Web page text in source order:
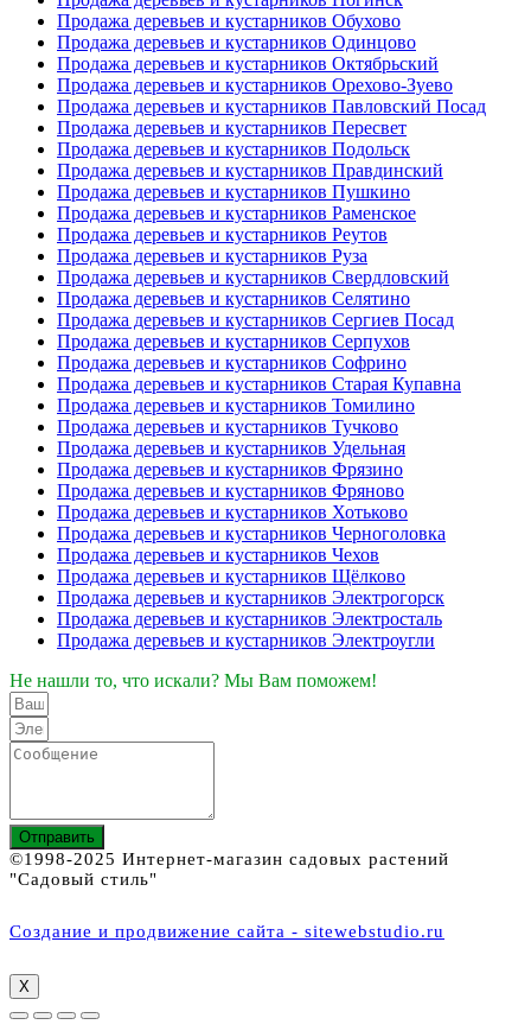
Продажа деревьев и кустарников Обухово
Продажа деревьев и кустарников Одинцово
Продажа деревьев и кустарников Октябрьский
Продажа деревьев и кустарников Орехово-Зуево
Продажа деревьев и кустарников Павловский Посад
Продажа деревьев и кустарников Пересвет
Продажа деревьев и кустарников Подольск
Продажа деревьев и кустарников Правдинский
Продажа деревьев и кустарников Пушкино
Продажа деревьев и кустарников Раменское
Продажа деревьев и кустарников Реутов
Продажа деревьев и кустарников Руза
Продажа деревьев и кустарников Свердловский
Продажа деревьев и кустарников Селятино
Продажа деревьев и кустарников Сергиев Посад
Продажа деревьев и кустарников Серпухов
Продажа деревьев и кустарников Софрино
Продажа деревьев и кустарников Старая Купавна
Продажа деревьев и кустарников Томилино
Продажа деревьев и кустарников Тучково
Продажа деревьев и кустарников Удельная
Продажа деревьев и кустарников Фрязино
Продажа деревьев и кустарников Фряново
Продажа деревьев и кустарников Хотьково
Продажа деревьев и кустарников Черноголовка
Продажа деревьев и кустарников Чехов
Продажа деревьев и кустарников Щёлково
Продажа деревьев и кустарников Электрогорск
Продажа деревьев и кустарников Электросталь
Продажа деревьев и кустарников Электроугли
Не нашли то, что искали? Мы Вам поможем!
Отправить
©1998-2025 Интернет-магазин садовых растений
"Садовый стиль"
Создание и продвижение сайта - sitewebstudio.ru
X